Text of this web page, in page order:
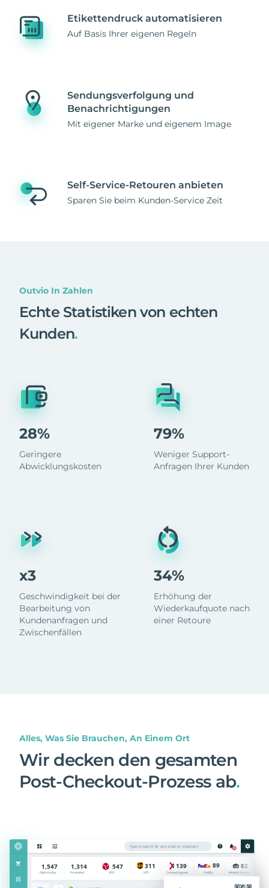
Etikettendruck automatisieren
Auf Basis Ihrer eigenen Regeln
Sendungsverfolgung und
Benachrichtigungen
Mit eigener Marke und eigenem Image
Self-Service-Retouren anbieten
Sparen Sie beim Kunden-Service Zeit
Outvio In Zahlen
Echte Statistiken von echten
Kunden.
28%
Geringere
Abwicklungskosten
x3
Geschwindigkeit bei der
Bearbeitung von
Kundenanfragen und
Zwischenfällen
79%
Weniger Support-
Anfragen Ihrer Kunden
34%
Erhöhung der
Wiederkaufquote nach
einer Retoure
Alles, Was Sie Brauchen, An Einem Ort
Wir decken den gesamten
Post-Checkout-Prozess ab.